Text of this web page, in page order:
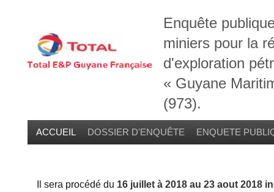
Enquête
miniers pour la
d'exploration
« Guyane
(973).
ENQUETE
ACCUEIL DOSSIER D'ENQUÊTE
Il sera procédé du 16 juillet à 2018 au 23 aout 2018